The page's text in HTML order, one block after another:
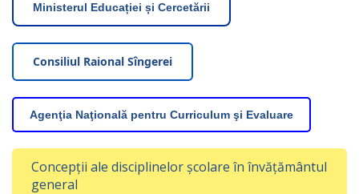
Ministerul Educației și Cercetării
Consiliul Raional Sîngerei
Agenţia Naţională pentru Curriculum şi Evaluare
Concepții ale disciplinelor școlare în învățământul
general